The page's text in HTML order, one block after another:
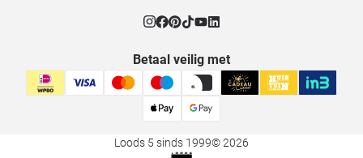
Betaal veilig met
Loods 5 sinds 1999© 2026